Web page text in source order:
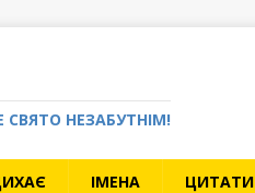
СВЯТО НЕЗАБУТНІМ!
ІМЕНА ЦИТАТИ